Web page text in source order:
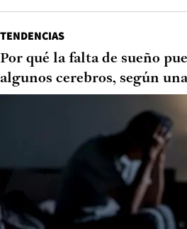
TENDENCIAS
Por qué la falta de sueño
algunos cerebros, según